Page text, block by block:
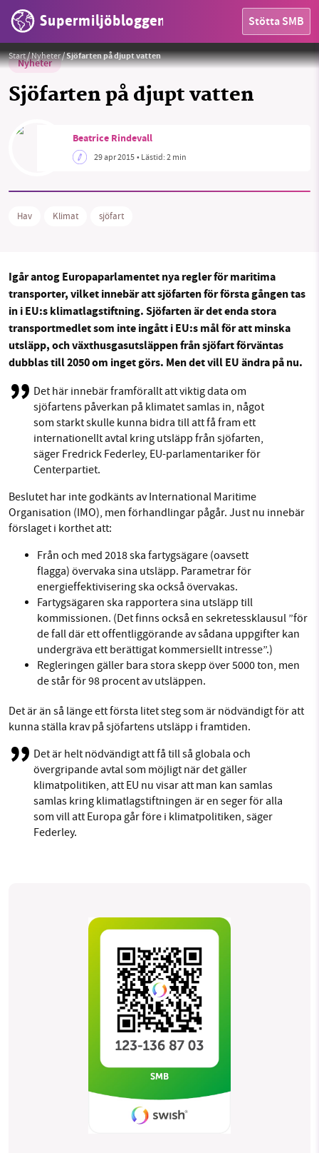
Supermiljöbloggen Stötta SMB
HEM
Sök Sparade inlägg Tipsa oss
Facebook Instagram BlueSky
Start/Nyheter/Sjöfarten på djupt vatten
Nyheter
Sjöfarten på djupt vatten
Gerolf Drebes cc-by-sa 3.0
Beatrice Rindevall
29 apr 2015• Lästid:2 min
Hav Klimat sjöfart
Igår antog Europaparlamentet nya regler för maritima
transporter, vilket innebär att sjöfarten för första gången tas
in i EU:s klimatlagstiftning. Sjöfarten är det enda stora
transportmedlet som inte ingått i EU:s mål för att minska
utsläpp, och växthusgasutsläppen från sjöfart förväntas
dubblas till 2050 om inget görs. Men det vill EU ändra på nu.
Det här innebär framförallt att viktig data om
sjöfartens påverkan på klimatet samlas in, något
som starkt skulle kunna bidra till att få fram ett
internationellt avtal kring utsläpp från sjöfarten,
säger Fredrick Federley, EU-parlamentariker för
Centerpartiet.
Beslutet har inte godkänts av International Maritime
Organisation (IMO), men förhandlingar pågår. Just nu innebär
förslaget i korthet att:
Från och med 2018 ska fartygsägare (oavsett
flagga) övervaka sina utsläpp. Parametrar för
energieffektivisering ska också övervakas.
Fartygsägaren ska rapportera sina utsläpp till
kommissionen. (Det finnsockså en sekretessklausul ”för
de fall därett offentliggörande av sådana uppgifter kan
undergräva ett berättigat kommersiellt intresse”.)
Regleringen gäller bara stora skepp över 5000 ton, men
de står för 98 procent av utsläppen.
Det är än så länge ett första litet steg som är nödvändigt för att
kunna ställa krav på sjöfartens utsläpp i framtiden.
Det är helt nödvändigt att få till så globala och
övergripande avtal som möjligt när det gäller
klimatpolitiken, att EU nu visar att man kan samlas
samlas kring klimatlagstiftningen är en seger för alla
som vill att Europa går före i klimatpolitiken, säger
Federley.
starten 2010 har vår ideella redaktion drivit
miljödebatten framåt genom
nyhetsbevakning och granskningar. Nu vill vi
utveckla vårt arbete – och vi hoppas att du
Stötta vårt arbete genom att swisha en slant till
Läs vad vi vill göra